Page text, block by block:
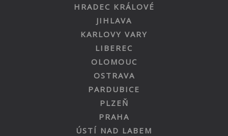
HRADEC KRÁLOVÉ
JIHLAVA
KARLOVY VARY
LIBEREC
OLOMOUC
OSTRAVA
PARDUBICE
PLZEŇ
PRAHA
ÚSTÍ NAD LABEM